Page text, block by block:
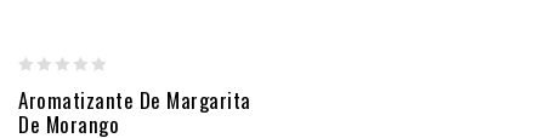
out
Aromatizante De Margarita
De Morango